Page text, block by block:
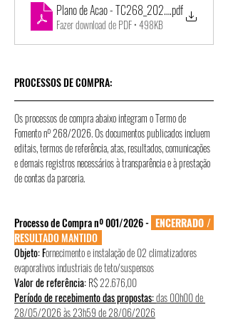
Plano de Acao - TC268_2026 - Banda Lira
.pdf
Fazer download de PDF • 498KB
PROCESSOS DE COMPRA:
Os processos de compra abaixo integram o Termo de
Fomento nº 268/2026. Os documentos publicados incluem
editais, termos de referência, atas, resultados, comunicações
e demais registros necessários à transparência e à prestação
de contas da parceria.
Processo de Compra nº 001/2026 - ENCERRADO /
RESULTADO MANTIDO
Objeto: Fornecimento e instalação de 02 climatizadores
evaporativos industriais de teto/suspensos
Valor de referência: R$ 22.676,00
Período de recebimento das propostas:das 00h00 de
28/05/2026 às 23h59 de 28/06/2026